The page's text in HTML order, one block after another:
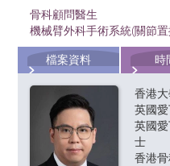
骨科顧問醫生
機械臂外科手術系統(關節
檔案資料 時
香港
英國
英國
士
香港